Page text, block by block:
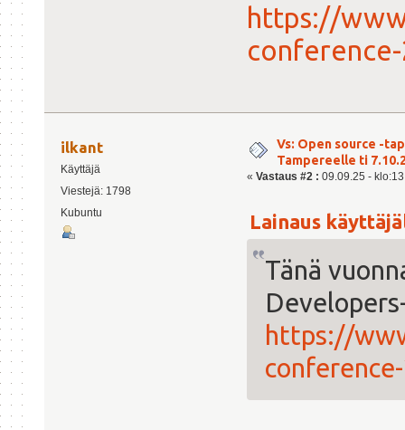
https://
ilkant
Käyttäjä
Viestejä: 1798
Kubuntu
Vs: Open source -
Tampereelle ti
« Vastaus #2 : 09.09.25 -
Lainaus
Tänä
https://